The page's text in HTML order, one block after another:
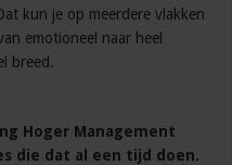
kun je op meerdere vlakken
emotioneel naar heel
breed.
Hoger Management
die dat al een tijd doen.